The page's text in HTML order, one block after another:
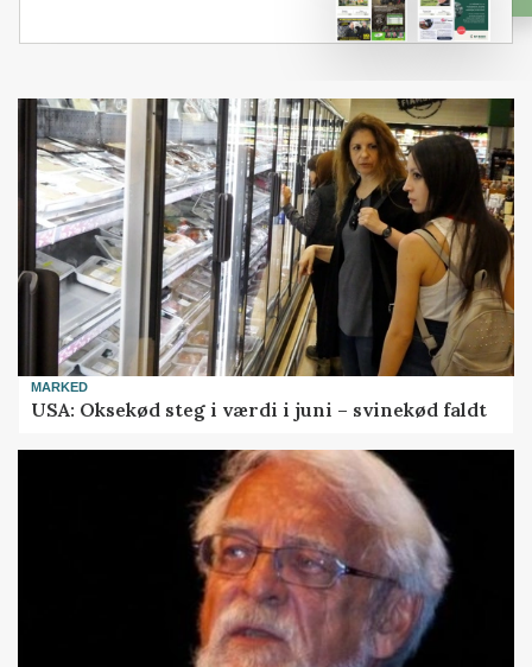
MARKED
USA: Oksekød steg i værdi i juni – svinekød faldt